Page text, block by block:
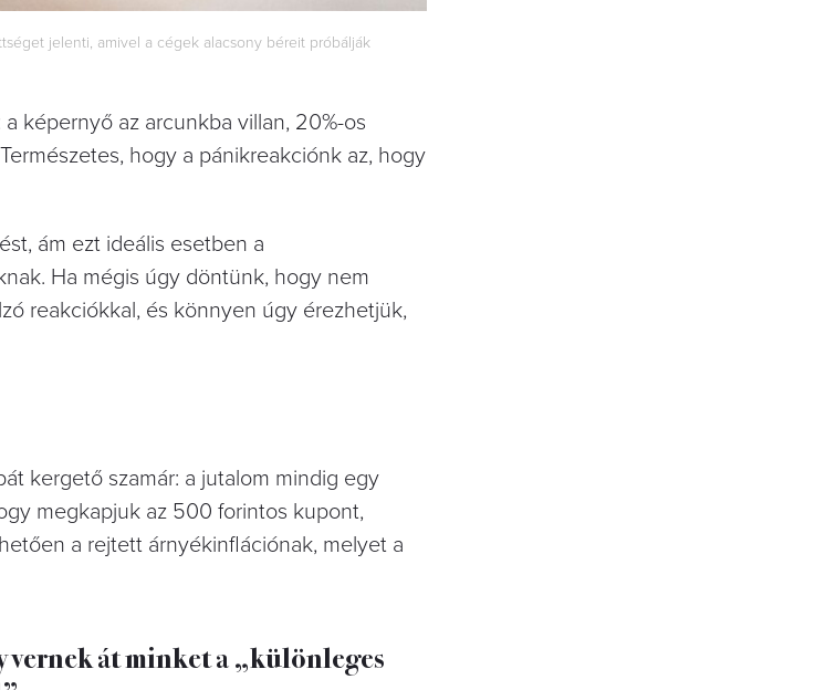
jelenti, amivel a cégek alacsony béreit próbálják
képernyő az arcunkba villan, 20%-os
hogy a pánikreakciónk az, hogy
ám ezt ideális esetben a
Ha mégis úgy döntünk, hogy nem
reakciókkal, és könnyen úgy érezhetjük,
kergető szamár: a jutalom mindig egy
megkapjuk az 500 forintos kupont,
a rejtett árnyékinflációnak, melyet a
vernek át minket a „különleges